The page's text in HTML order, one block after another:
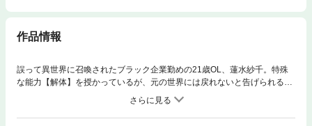
作品情報
誤って異世界に召喚されたブラック企業勤めの21歳OL、蓮水紗千。特殊
な能力【解体】を授かっているが、元の世界には戻れないと告げられる。
うーん、それなら悲観したって仕方ない！ 生きていくために仕事を斡旋し
てください！…とは言ったものの、紹介されたのは冒険者ギルドの魔物解
体カウンターで!? えっ私の【解体】ってそっちの【解体】なんですか!? ア